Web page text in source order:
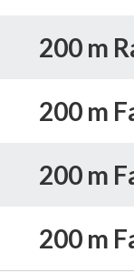
200 m
200 m
200 m
200 m